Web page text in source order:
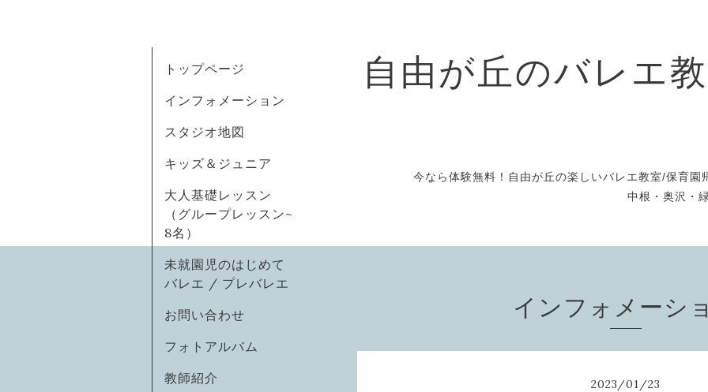
自由が丘のバレエ
今なら体験無料！自由が丘の楽しいバレエ教室/保育
中根・奥沢・
トップページ
インフォメーション
スタジオ地図
キッズ＆ジュニア
大人基礎レッスン
（グループレッスン~
8名）
未就園児のはじめて
バレエ / プレバレエ
お問い合わせ
フォトアルバム
教師紹介
インフォメーシ
2023/01/23